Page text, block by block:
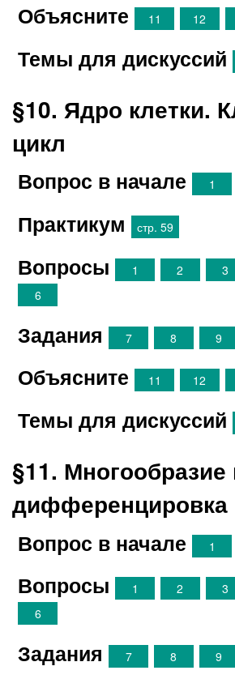
Объясните 11 12
Темы для дискуссий
§10. Ядро клетки.
цикл
Вопрос в начале 1
Практикум стр. 59
Вопросы 1 2 3
6
Задания 7 8 9
Объясните 11 12
Темы для дискуссий
§11. Многообразие
дифференцировка
Вопрос в начале 1
Вопросы 1 2 3
6
Задания 7 8 9